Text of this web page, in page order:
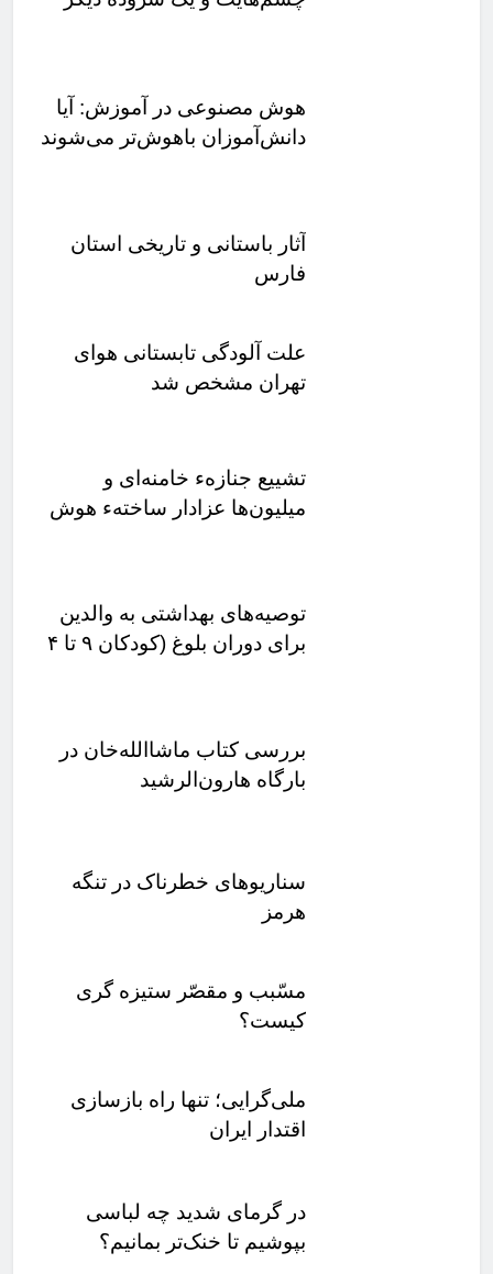
هوش مصنوعی در آموزش: آیا
دانش‌آموزان باهوش‌تر می‌شوند
آثار باستانی و تاریخی استان
فارس
علت آلودگی تابستانی هوای
تهران مشخص شد
تشییع جنازهء خامنه‌ای و
میلیون‌ها عزادار ساختهء هوش
توصیه‌های بهداشتی به والدین
برای دوران بلوغ (کودکان ۹ تا ۴
بررسی کتاب ماشاالله‌خان در
بارگاه هارون‌الرشید
سناریوهای خطرناک در تنگه
هرمز
مسّبب و مقصّر ستیزه گری
کیست؟
ملی‌گرایی؛ تنها راه بازسازی
اقتدار ایران
در گرمای شدید چه لباسی
بپوشیم تا خنک‌تر بمانیم؟